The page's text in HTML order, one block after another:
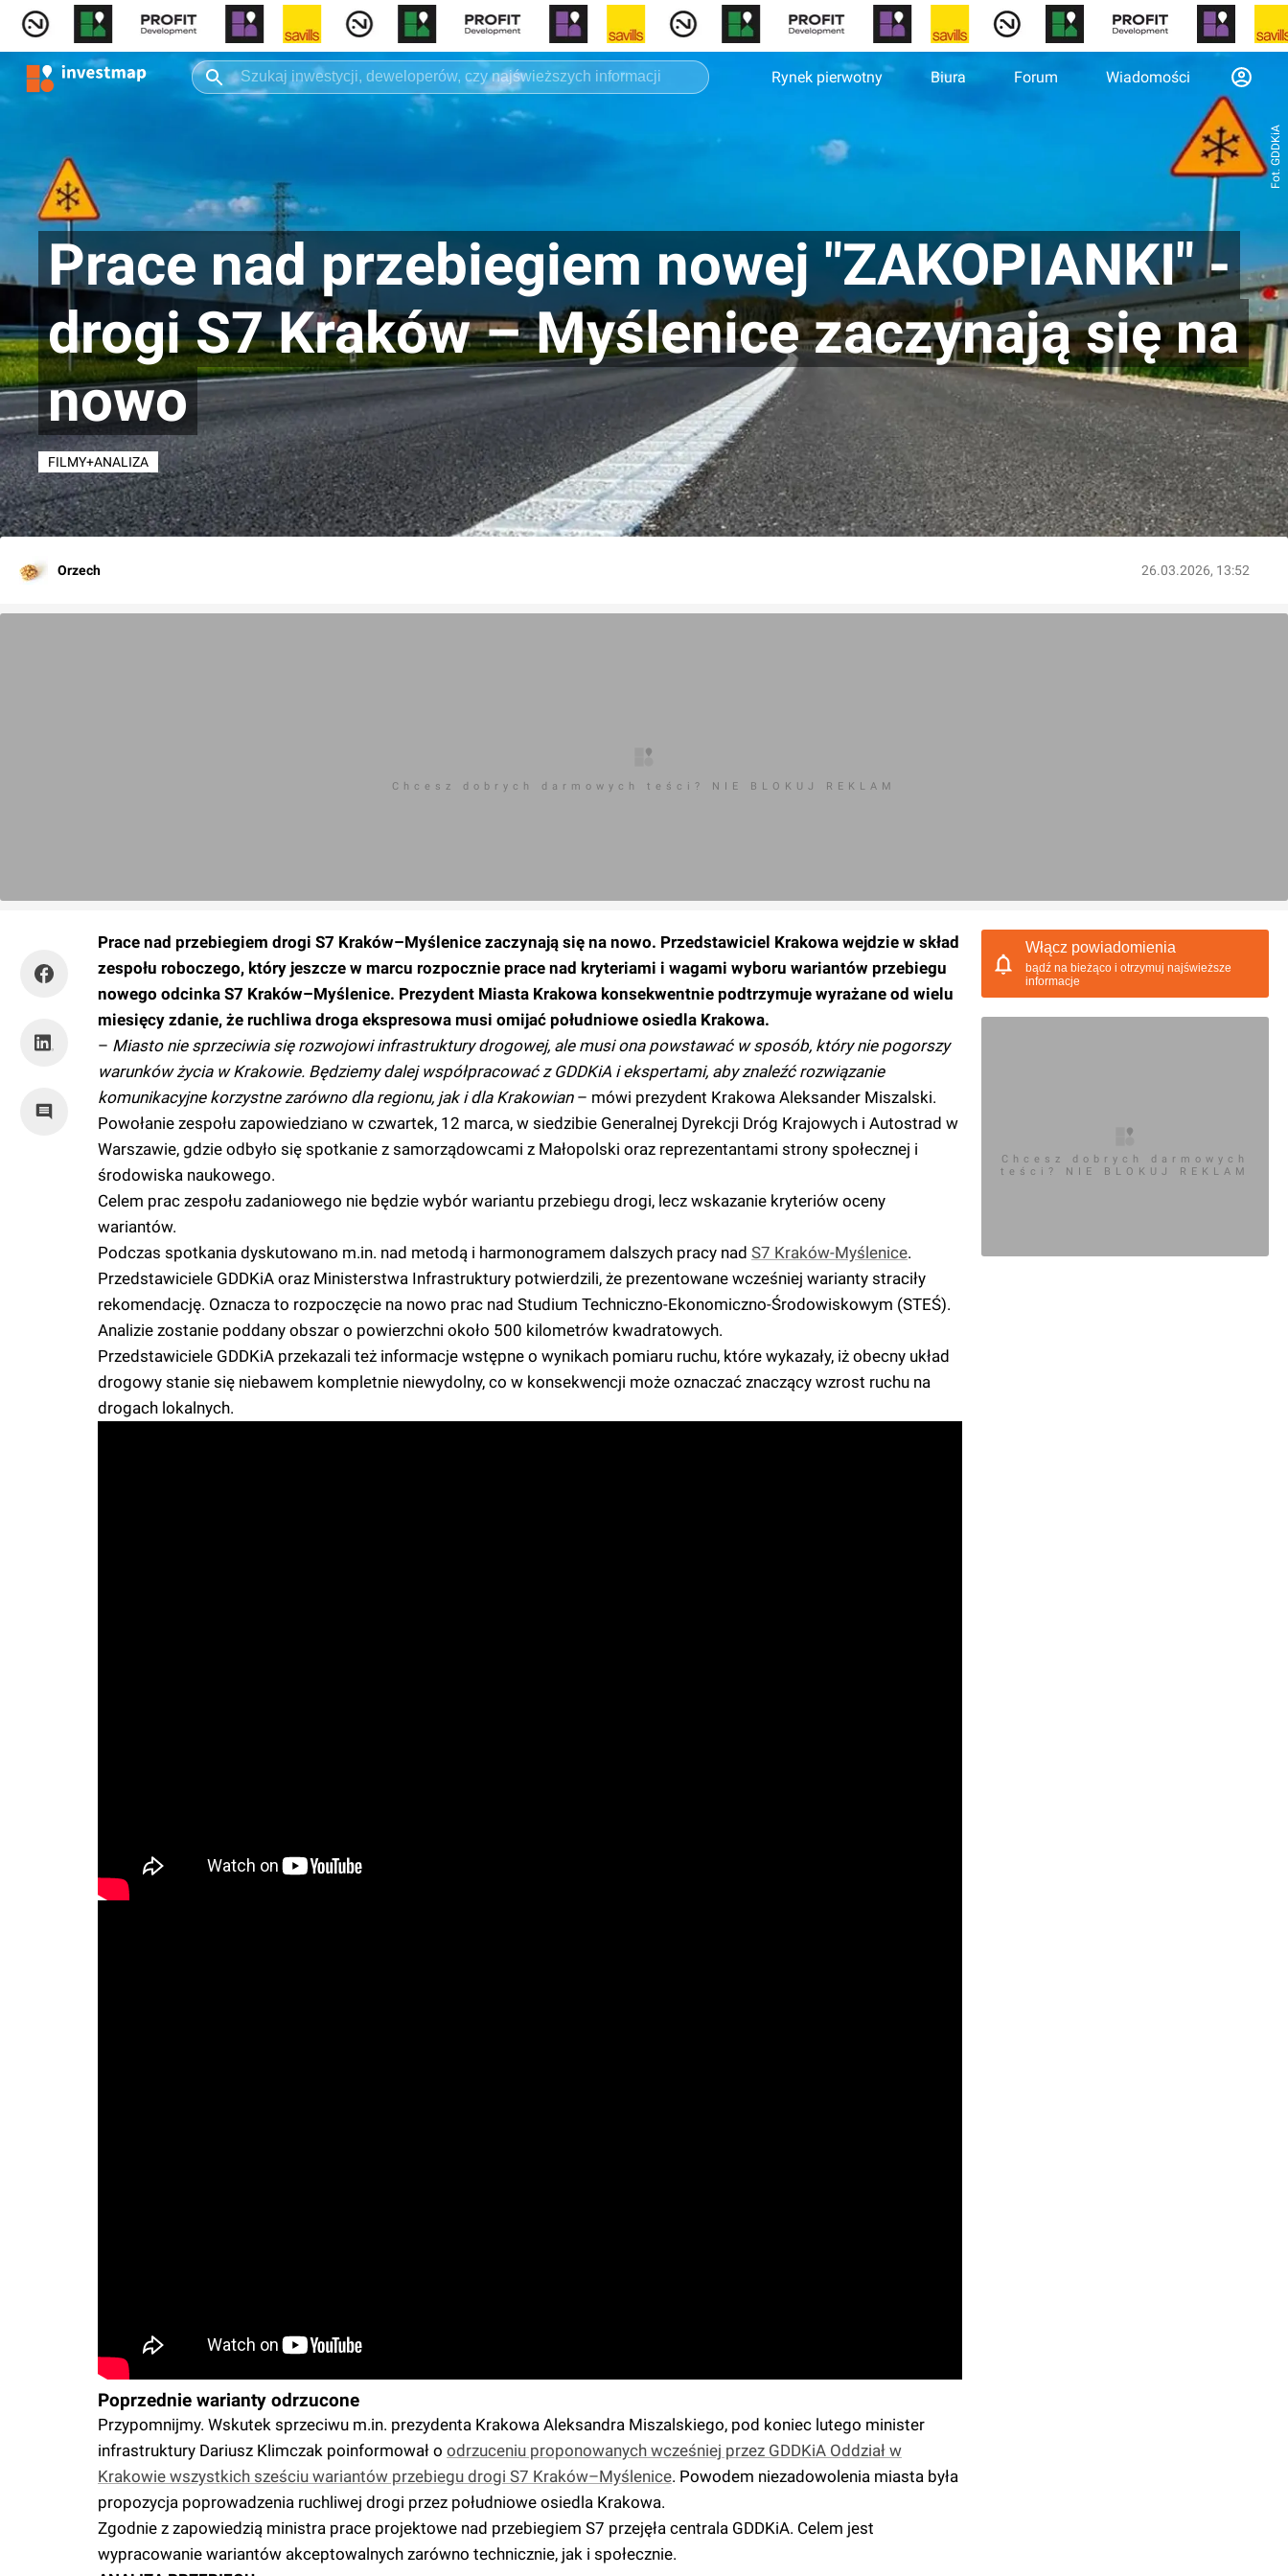
Rynek pierwotny Biura Forum Wiadomości
Fot. GDDKiA
Prace nad przebiegiem nowej "ZAKOPIANKI" -
drogi S7 Kraków – Myślenice zaczynają się na
nowo
FILMY+ANALIZA
Orzech 26.03.2026, 13:52
Chcesz dobrych darmowych teści? NIE BLOKUJ REKLAM
Prace nad przebiegiem drogi S7 Kraków–Myślenice zaczynają się na nowo. Przedstawiciel Krakowa wejdzie w skład
zespołu roboczego, który jeszcze w marcu rozpocznie prace nad kryteriami i wagami wyboru wariantów przebiegu
nowego odcinka S7 Kraków–Myślenice. Prezydent Miasta Krakowa konsekwentnie podtrzymuje wyrażane od wielu
miesięcy zdanie, że ruchliwa droga ekspresowa musi omijać południowe osiedla Krakowa.
– Miasto nie sprzeciwia się rozwojowi infrastruktury drogowej, ale musi ona powstawać w sposób, który nie pogorszy
warunków życia w Krakowie. Będziemy dalej współpracować z GDDKiA i ekspertami, aby znaleźć rozwiązanie
komunikacyjne korzystne zarówno dla regionu, jak i dla Krakowian– mówi prezydent Krakowa Aleksander Miszalski.
Powołanie zespołu zapowiedziano w czwartek, 12 marca, w siedzibie Generalnej Dyrekcji Dróg Krajowych i Autostrad w
Warszawie, gdzie odbyło się spotkanie z samorządowcami z Małopolski oraz reprezentantami strony społecznej i
środowiska naukowego.
Celem prac zespołu zadaniowego nie będzie wybór wariantu przebiegu drogi, lecz wskazanie kryteriów oceny
wariantów.
Podczas spotkania dyskutowano m.in. nad metodą i harmonogramem dalszych pracy nad S7 Kraków-Myślenice.
Przedstawiciele GDDKiA oraz Ministerstwa Infrastruktury potwierdzili, że prezentowane wcześniej warianty straciły
rekomendację. Oznacza to rozpoczęcie na nowo prac nad Studium Techniczno-Ekonomiczno-Środowiskowym (STEŚ).
Analizie zostanie poddany obszar o powierzchni około 500 kilometrów kwadratowych.
Przedstawiciele GDDKiA przekazali też informacje wstępne o wynikach pomiaru ruchu, które wykazały, iż obecny układ
drogowy stanie się niebawem kompletnie niewydolny, co w konsekwencji może oznaczać znaczący wzrost ruchu na
drogach lokalnych.
Poprzednie warianty odrzucone
Przypomnijmy. Wskutek sprzeciwu m.in. prezydenta Krakowa Aleksandra Miszalskiego, pod koniec lutego minister
infrastruktury Dariusz Klimczak poinformował o odrzuceniu proponowanych wcześniej przez GDDKiA Oddział w
Krakowie wszystkich sześciu wariantów przebiegu drogi S7 Kraków–Myślenice. Powodem niezadowolenia miasta była
propozycja poprowadzenia ruchliwej drogi przez południowe osiedla Krakowa.
Zgodnie z zapowiedzią ministra prace projektowe nad przebiegiem S7 przejęła centrala GDDKiA. Celem jest
wypracowanie wariantów akceptowalnych zarówno technicznie, jak i społecznie.
Włącz powiadomienia
bądź na bieżąco i otrzymuj najświeższe
informacje
Chcesz dobrych darmowych
teści? NIE BLOKUJ REKLAM